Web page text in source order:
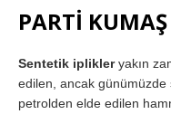
PARTİ
Sentetik iplikleryakın
edilen, ancak günümüzde
petrolden elde edilen